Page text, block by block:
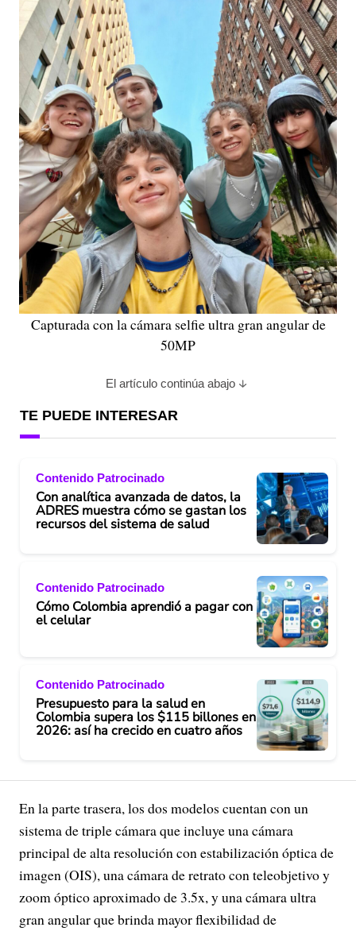
Capturada con la cámara selfie ultra gran angular de
50MP
El artículo continúa abajo
TE PUEDE INTERESAR
Contenido Patrocinado
Con analítica avanzada de datos, la
ADRES muestra cómo se gastan los
recursos del sistema de salud
Contenido Patrocinado
Cómo Colombia aprendió a pagar con
el celular
Contenido Patrocinado
Presupuesto para la salud en
Colombia supera los $115 billones en
2026: así ha crecido en cuatro años
En la parte trasera, los dos modelos cuentan con un
sistema de triple cámara que incluye una cámara
principal de alta resolución con estabilización óptica de
imagen (OIS), una cámara de retrato con teleobjetivo y
zoom óptico aproximado de 3.5x, y una cámara ultra
gran angular que brinda mayor flexibilidad de